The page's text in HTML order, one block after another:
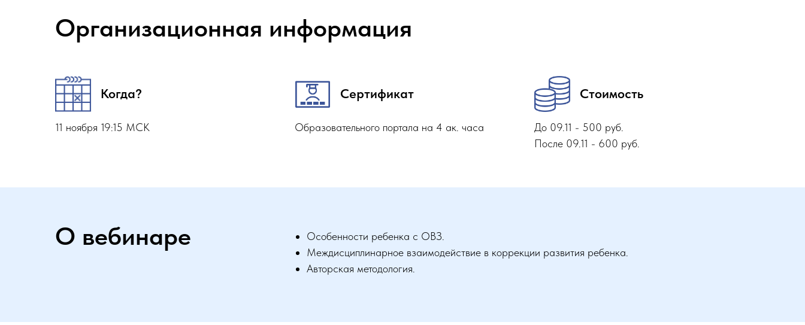
Организационная информация
Когда?
11 ноября 19:15 МСК
Сертификат
Образовательного портала на 4 ак. часа
Стоимость
До 09.11 - 500 руб.
После 09.11 - 600 руб.
О вебинаре
Особенности ребенка с ОВЗ.
Междисциплинарное взаимодействие в коррекции развития ребенка.
Авторская методология.